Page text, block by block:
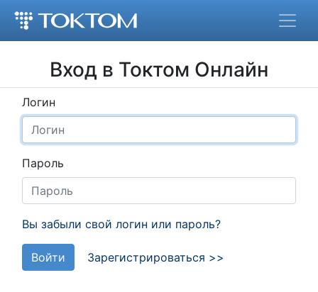
Вход в Токтом Онлайн
Логин
Пароль
Вы забыли свой логин или пароль?
Войти Зарегистрироваться >>